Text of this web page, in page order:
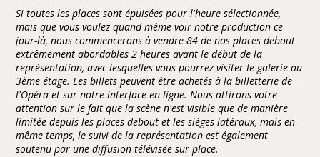
Si toutes les places sont épuisées pour l'heure sélectionnée,
mais que vous voulez quand même voir notre production ce
jour-là, nous commencerons à vendre 84 de nos places debout
extrêmement abordables 2 heures avant le début de la
représentation, avec lesquelles vous pourrez visiter le galerie au
3ème étage. Les billets peuvent être achetés à la billetterie de
l'Opéra et sur notre interface en ligne. Nous attirons votre
attention sur le fait que la scène n'est visible que de manière
limitée depuis les places debout et les sièges latéraux, mais en
même temps, le suivi de la représentation est également
soutenu par une diffusion télévisée sur place.